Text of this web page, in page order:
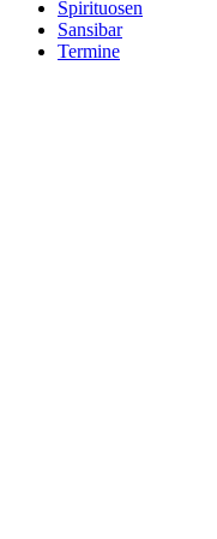
Spirituosen
Sansibar
Termine